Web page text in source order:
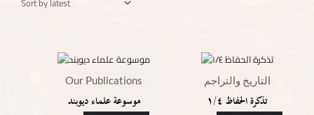
Our Publications
موسوعة علماء ديوبند
التاريخ والتراجم
تذكرة الحفاظ ١/٤